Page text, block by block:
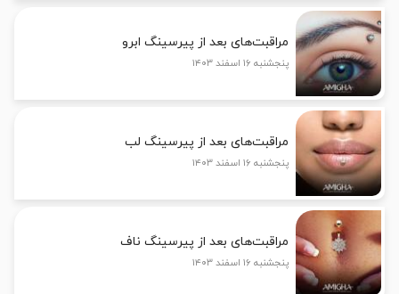
مراقبت‌های بعد از پیرسینگ ابرو
پنجشنبه ۱۶ اسفند ۱۴۰۳
مراقبت‌های بعد از پیرسینگ لب
پنجشنبه ۱۶ اسفند ۱۴۰۳
مراقبت‌های بعد از پیرسینگ ناف
پنجشنبه ۱۶ اسفند ۱۴۰۳